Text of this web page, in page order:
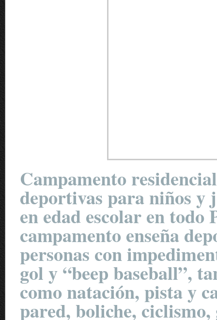
Campamento
deportivas para niños y
en edad escolar en
campamento enseña
personas con
gol y “beep baseball”,
como natación, pista y
pared, boliche,